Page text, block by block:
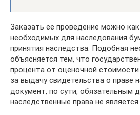
Заказать ее проведение можно
необходимых для наследования
принятия наследства. Подобная
объясняется тем, что
процента от оценочной
за выдачу свидетельства о праве
документ, по сути, обязательным
наследственные права не является.